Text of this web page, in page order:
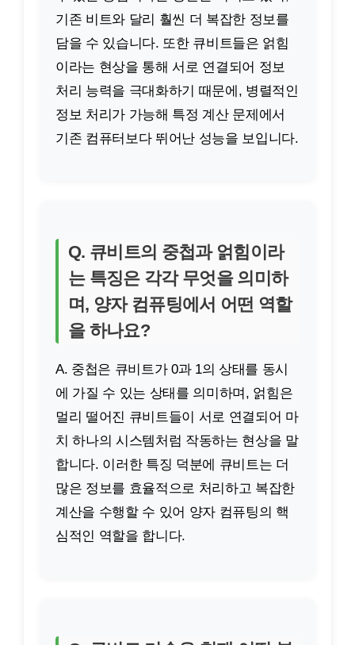
기존 비트와 달리 훨씬 더 복잡한 정보를
담을 수 있습니다. 또한 큐비트들은 얽힘
이라는 현상을 통해 서로 연결되어 정보
처리 능력을 극대화하기 때문에, 병렬적인
정보 처리가 가능해 특정 계산 문제에서
기존 컴퓨터보다 뛰어난 성능을 보입니다.
Q. 큐비트의 중첩과 얽힘이라
는 특징은 각각 무엇을 의미하
며, 양자 컴퓨팅에서 어떤 역할
을 하나요?
A. 중첩은 큐비트가 0과 1의 상태를 동시
에 가질 수 있는 상태를 의미하며, 얽힘은
멀리 떨어진 큐비트들이 서로 연결되어 마
치 하나의 시스템처럼 작동하는 현상을 말
합니다. 이러한 특징 덕분에 큐비트는 더
많은 정보를 효율적으로 처리하고 복잡한
계산을 수행할 수 있어 양자 컴퓨팅의 핵
심적인 역할을 합니다.